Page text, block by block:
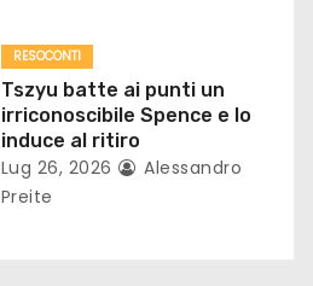
RESOCONTI
Tszyu batte ai punti un
irriconoscibile Spence e lo
induce al ritiro
Lug 26, 2026
Alessandro
Preite